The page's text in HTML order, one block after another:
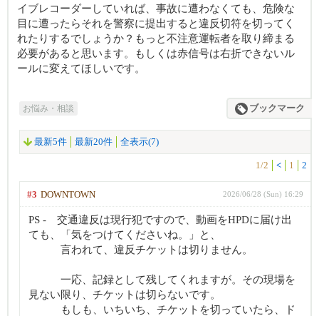
イブレコーダーしていれば、事故に遭わなくても、危険な
目に遭ったらそれを警察に提出すると違反切符を切ってく
れたりするでしょうか？もっと不注意運転者を取り締まる
必要があると思います。もしくは赤信号は右折できないル
ールに変えてほしいです。
お悩み・相談 ブックマーク
最新5件 最新20件 全表示(7)
1/2 < 1 2
#3 DOWNTOWN 2026/06/28 (Sun) 16:29
PS - 交通違反は現行犯ですので、動画をHPDに届け出
ても、「気をつけてくださいね。」と、
言われて、違反チケットは切りません。
一応、記録として残してくれますが。その現場を
見ない限り、チケットは切らないです。
もしも、いちいち、チケットを切っていたら、ド